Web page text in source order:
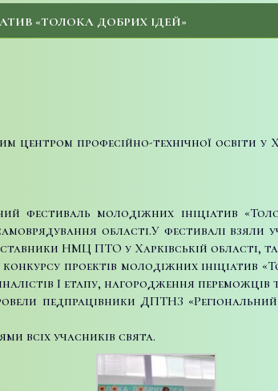
«ТОЛОКА ДОБРИХ ІДЕЙ»
центром професійно-технічної освіти
фестиваль молодіжних ініціатив
області.У фестивалі взяли
НМЦ ПТО у Харківській області,
проектів молодіжних ініціатив
І етапу, нагородження переможців
педпрацівники ДПТНЗ
всіх учасників свята.